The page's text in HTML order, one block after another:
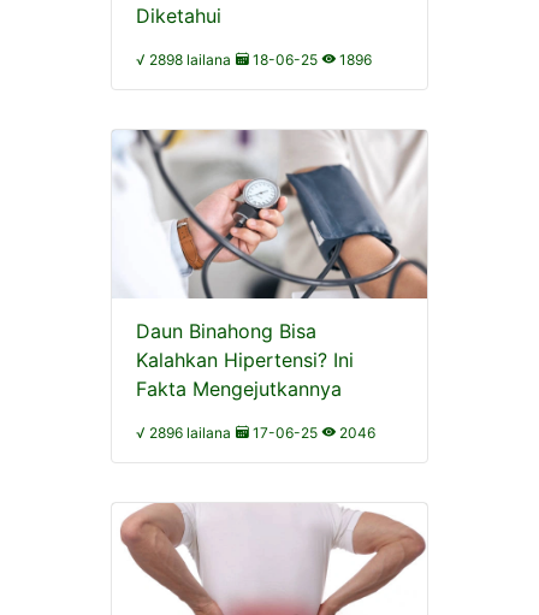
Diketahui
√ 2898 lailana 18-06-25 1896
Daun Binahong Bisa
Kalahkan Hipertensi? Ini
Fakta Mengejutkannya
√ 2896 lailana 17-06-25 2046